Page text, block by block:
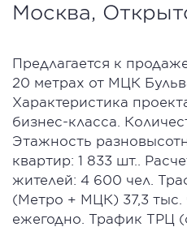
Москва,
Предлагается к
20 метрах от МЦК
Характеристика
бизнес-класса.
Этажность
квартир: 1 833 шт..
жителей: 4 600 чел.
(Метро + МЦК) 37,3 тыс.
ежегодно. Трафик ТРЦ